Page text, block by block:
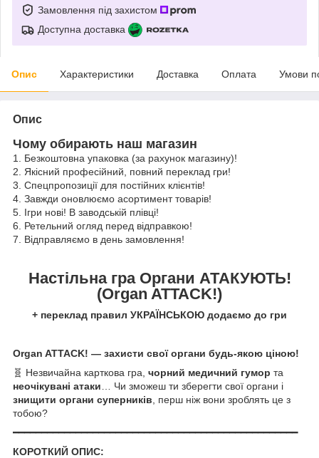
Замовлення під захистом
Доступна доставка
Опис Характеристики Доставка Оплата Умови
Опис
Чому обирають наш магазин
1. Безкоштовна упаковка (за рахунок магазину)!
2. Якісний професійний, повний переклад гри!
3. Спецпропозиції для постійних клієнтів!
4. Завжди оновлюємо асортимент товарів!
5. Ігри нові! В заводській плівці!
6. Ретельний огляд перед відправкою!
7. Відправляємо в день замовлення!
Настільна гра Органи АТАКУЮТЬ!
(Organ ATTACK!)
+ переклад правил УКРАЇНСЬКОЮ додаємо до гри
Organ ATTACK! — захисти свої органи будь-якою ціною!
🧬 Незвичайна карткова гра, чорний медичний гумор та
неочікувані атаки … Чи зможеш ти зберегти свої органи і
знищити органи суперників , перш ніж вони зроблять це з
тобою?
━━━━━━━━━━━━━━━━━━━━━━━━━━━━━━━━━━━━━━━━━━━━━━━━━━
КОРОТКИЙ ОПИС: